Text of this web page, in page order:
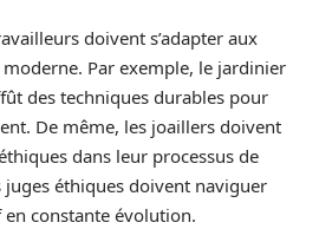
doivent s’adapter aux
Par exemple, le jardinier
des techniques durables pour
De même, les joaillers doivent
dans leur processus de
éthiques doivent naviguer
constante évolution.